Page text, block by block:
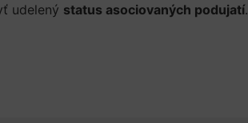
udelený status asociovaných podujatí.